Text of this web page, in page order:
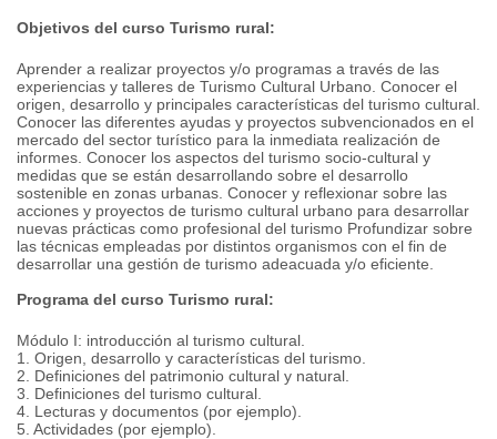
Objetivos del curso Turismo rural:
Aprender a realizar proyectos y/o programas a través de las
experiencias y talleres de Turismo Cultural Urbano. Conocer el
origen, desarrollo y principales características del turismo cultural.
Conocer las diferentes ayudas y proyectos subvencionados en el
mercado del sector turístico para la inmediata realización de
informes. Conocer los aspectos del turismo socio-cultural y
medidas que se están desarrollando sobre el desarrollo
sostenible en zonas urbanas. Conocer y reflexionar sobre las
acciones y proyectos de turismo cultural urbano para desarrollar
nuevas prácticas como profesional del turismo Profundizar sobre
las técnicas empleadas por distintos organismos con el fin de
desarrollar una gestión de turismo adeacuada y/o eficiente.
Programa del curso Turismo rural:
Módulo I: introducción al turismo cultural.
1. Origen, desarrollo y características del turismo.
2. Definiciones del patrimonio cultural y natural.
3. Definiciones del turismo cultural.
4. Lecturas y documentos (por ejemplo).
5. Actividades (por ejemplo).